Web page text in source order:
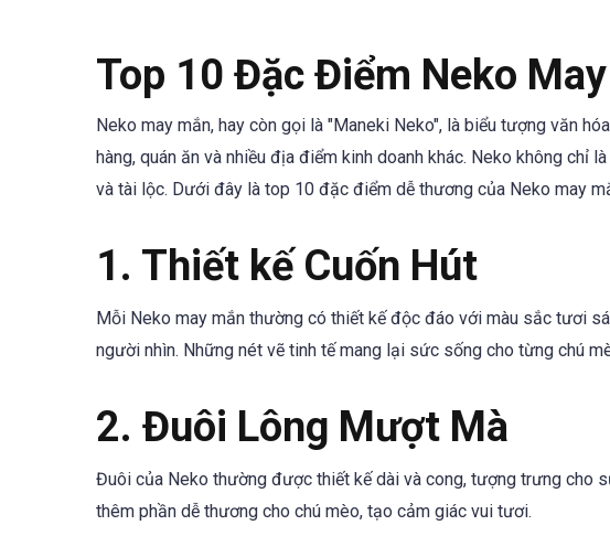
Top 10 Đặc Điểm Neko
Neko may mắn, hay còn gọi là "Maneki Neko", là biểu tượng văn
hàng, quán ăn và nhiều địa điểm kinh doanh khác. Neko không chỉ
và tài lộc. Dưới đây là top 10 đặc điểm dễ thương của Neko may
1. Thiết kế Cuốn Hút
Mỗi Neko may mắn thường có thiết kế độc đáo với màu sắc tươi
người nhìn. Những nét vẽ tinh tế mang lại sức sống cho từng chú
2. Đuôi Lông Mượt Mà
Đuôi của Neko thường được thiết kế dài và cong, tượng trưng cho
thêm phần dễ thương cho chú mèo, tạo cảm giác vui tươi.